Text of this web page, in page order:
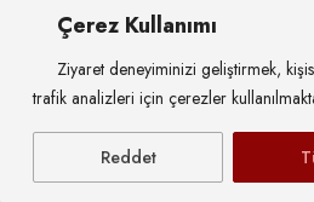
Çerez Kullanımı
Ziyaret deneyiminizi geliştirmek,
trafik analizleri için çerezler
Reddet
2026
© Gaziantep Üniversitesi Basın Yayın ve